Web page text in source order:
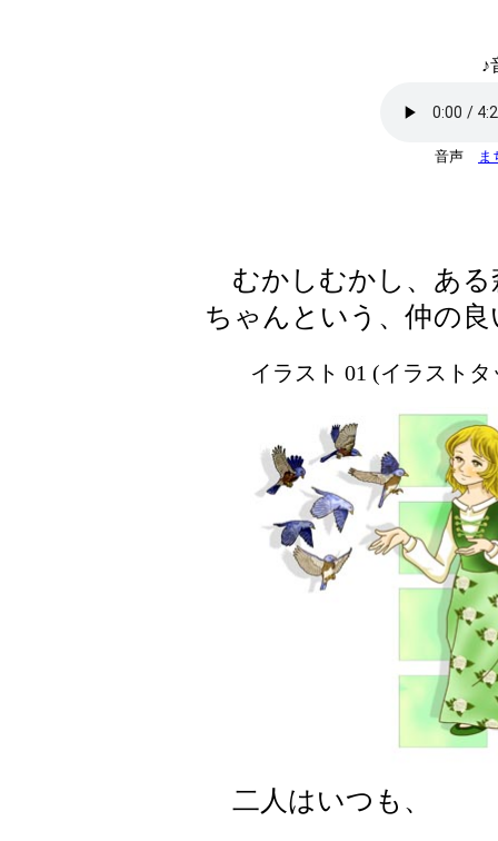
♪
音声 ま
むかしむかし、ある
ちゃんという、仲の
イラスト 01 (イラスト
二人はいつも、